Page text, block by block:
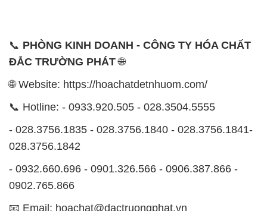
📞 PHÒNG KINH DOANH - CÔNG TY HÓA CHẤT
ĐẮC TRƯỜNG PHÁT🌐
🌐 Website: https://hoachatdetnhuom.com/
📞 Hotline: - 0933.920.505 - 028.3504.5555
- 028.3756.1835 - 028.3756.1840 - 028.3756.1841-
028.3756.1842
- 0932.660.696 - 0901.326.566 - 0906.387.866 -
0902.765.866
📧 Email: hoachat@dactruongphat.vn